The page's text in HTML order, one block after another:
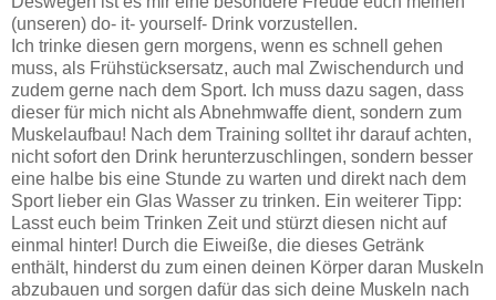
(unseren) do- it- yourself- Drink vorzustellen.
Ich trinke diesen gern morgens, wenn es schnell gehen
muss, als Frühstücksersatz, auch mal Zwischendurch und
zudem gerne nach dem Sport. Ich muss dazu sagen, dass
dieser für mich nicht als Abnehmwaffe dient, sondern zum
Muskelaufbau! Nach dem Training solltet ihr darauf achten,
nicht sofort den Drink herunterzuschlingen, sondern besser
eine halbe bis eine Stunde zu warten und direkt nach dem
Sport lieber ein Glas Wasser zu trinken. Ein weiterer Tipp:
Lasst euch beim Trinken Zeit und stürzt diesen nicht auf
einmal hinter! Durch die Eiweiße, die dieses Getränk
enthält, hinderst du zum einen deinen Körper daran Muskeln
abzubauen und sorgen dafür das sich deine Muskeln nach